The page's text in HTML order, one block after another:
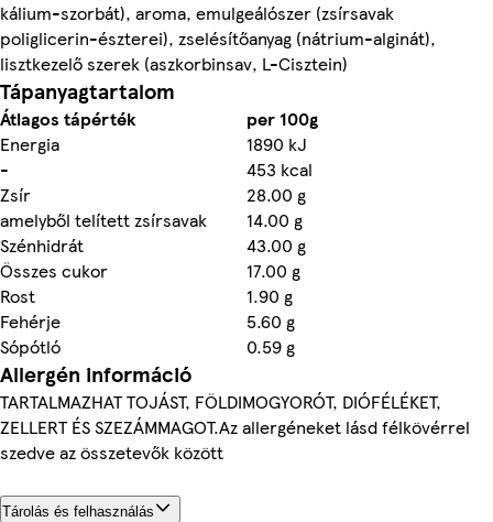
kálium-szorbát), aroma, emulgeálószer (zsírsavak
poliglicerin-észterei), zselésítőanyag (nátrium-alginát),
lisztkezelő szerek (aszkorbinsav, L-Cisztein)
Tápanyagtartalom
Átlagos tápérték
per 100g
Energia
1890 kJ
-
453 kcal
Zsír
28.00 g
amelyből telített zsírsavak
14.00 g
Szénhidrát
43.00 g
Összes cukor
17.00 g
Rost
1.90 g
Fehérje
5.60 g
Sópótló
0.59 g
Allergén információ
TARTALMAZHAT TOJÁST, FÖLDIMOGYORÓT, DIÓFÉLÉKET,
ZELLERT ÉS SZEZÁMMAGOT.Az allergéneket lásd félkövérrel
szedve az összetevők között
Tárolás és felhasználás